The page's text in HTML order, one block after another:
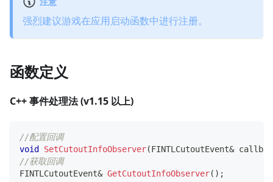
强烈建议游戏在应用启动函数中进行注册。
函数定义
C++ 事件处理法 (v1.15 以上)
//配置回调
void
SetCutoutInfoObserver(FINTLCutoutEvent&
//获取回调
FINTLCutoutEvent& GetCutoutInfoObserver( ) ;